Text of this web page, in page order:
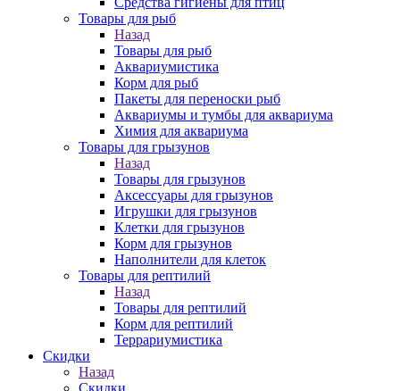
Товары для рыб
Назад
Товары для рыб
Аквариумистика
Корм для рыб
Пакеты для переноски рыб
Аквариумы и тумбы для аквариума
Химия для аквариума
Товары для грызунов
Назад
Товары для грызунов
Аксессуары для грызунов
Игрушки для грызунов
Клетки для грызунов
Корм для грызунов
Наполнители для клеток
Товары для рептилий
Назад
Товары для рептилий
Корм для рептилий
Террариумистика
Скидки
Назад
Скидки